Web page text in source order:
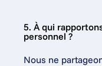
5. À qui
personnel ?
Nous ne